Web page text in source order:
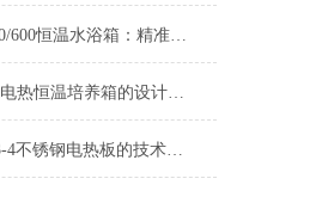
HH-W420/600恒温水浴箱：精准控温的实验室恒温解决方案
HF-105A电热恒温培养箱的设计原理与性能分析
DB-1-2-3-4不锈钢电热板的技术优势分析